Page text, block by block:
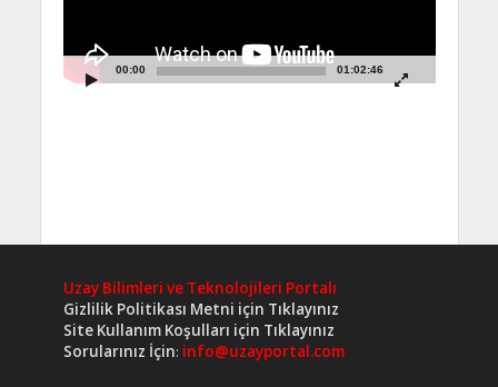
00:00 01:02:46
Uzay Bilimleri ve Teknolojileri Portalı
Gizlilik Politikası Metni için Tıklayınız
Site Kullanım Koşulları için Tıklayınız
Sorularınız İçin: info@uzayportal.com